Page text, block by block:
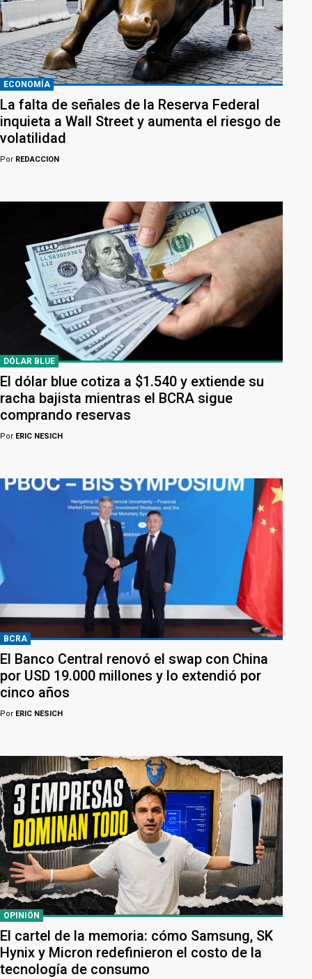
ECONOMÍA
La falta de señales de la Reserva Federal
inquieta a Wall Street y aumenta el riesgo de
volatilidad
Por REDACCION
DÓLAR BLUE
El dólar blue cotiza a $1.540 y extiende su
racha bajista mientras el BCRA sigue
comprando reservas
Por ERIC NESICH
BCRA
El Banco Central renovó el swap con China
por USD 19.000 millones y lo extendió por
cinco años
Por ERIC NESICH
OPINIÓN
El cartel de la memoria: cómo Samsung, SK
Hynix y Micron redefinieron el costo de la
tecnología de consumo